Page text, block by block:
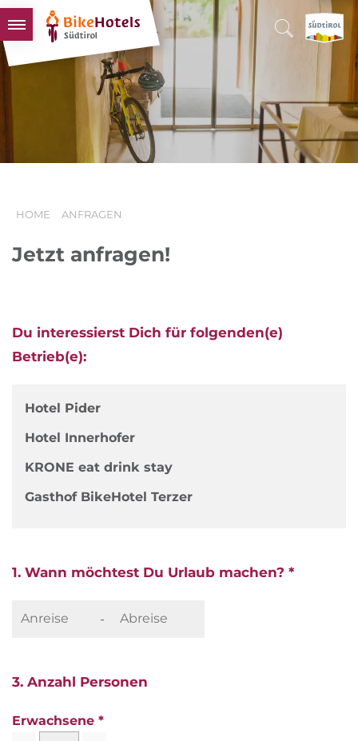
BIKEHOTELS
HOTELS & PAKETE
TOUREN & REVIERE
SÜDTIROL & WIR
HOME ANFRAGEN
Jetzt anfragen!
Du interessierst Dich für folgenden(e)
Betrieb(e):
Hotel Pider
Hotel Innerhofer
KRONE eat drink stay
Gasthof BikeHotel Terzer
1. Wann möchtest Du Urlaub machen? *
-
3. Anzahl Personen
Erwachsene